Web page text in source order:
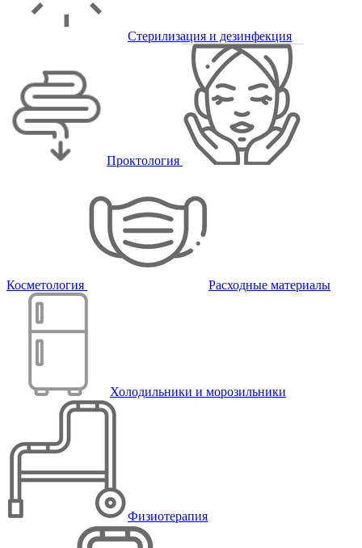
Стерилизация и дезинфекция
Проктология
Косметология Расходные материалы
Холодильники и морозильники
Физиотерапия